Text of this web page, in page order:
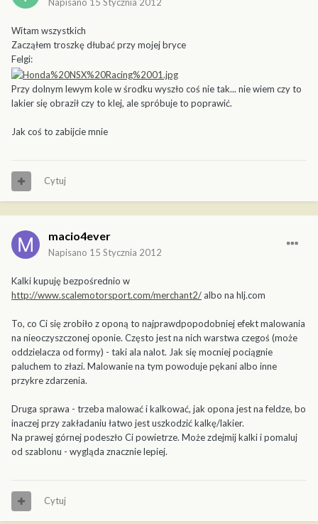
Napisano 15 Stycznia 2012
Witam wszystkich
Zacząłem troszkę dłubać przy mojej bryce
Felgi:
Przy dolnym lewym kole w środku wyszło coś nie tak... nie wiem czy to
lakier się obraził czy to klej, ale spróbuje to poprawić.
Jak coś to zabijcie mnie
Cytuj
macio4ever
Napisano 15 Stycznia 2012
Kalki kupuję bezpośrednio w
http://www.scalemotorsport.com/merchant2/albo na hlj.com
To, co Ci się zrobiło z oponą to najprawdpopodobniej efekt malowania
na nieoczyszczonej oponie. Często jest na nich warstwa czegoś (może
oddzielacza od formy) - taki ala nalot. Jak się mocniej pociągnie
paluchem to złazi. Malowanie na tym powoduje pękani albo inne
przykre zdarzenia.
Druga sprawa - trzeba malować i kalkować, jak opona jest na feldze, bo
inaczej przy zakładaniu łatwo jest uszkodzić kalkę/lakier.
Na prawej górnej podeszło Ci powietrze. Może zdejmij kalki i pomaluj
od szablonu - wygląda znacznie lepiej.
Cytuj